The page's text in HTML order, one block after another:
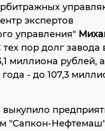
экспертов
управления"
тех пор долг завода
миллиона рублей,
- до 107,3
выкупило
"Сапкон-